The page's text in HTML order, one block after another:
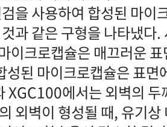
을 사용하여 합성된 마이
과 같은 구형을 나타냈다
이크로캡슐은 매끄러운
성된 마이크로캡슐은 표면
XGC100에서는 외벽의 두
외벽이 형성될 때, 유기